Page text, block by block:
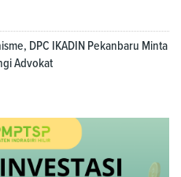
DPC IKADIN Pekanbaru Minta
Advokat